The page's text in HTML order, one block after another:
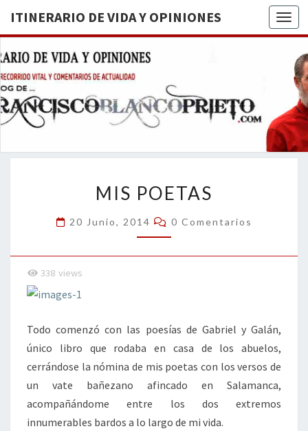
ITINERARIO DE VIDA Y OPINIONES
DE
BREVE
RECORRIDO
VITAL Y
ACTUALIDAD
POETAS
MIS POETAS
20 Junio, 2014 Comentarios
0 Comentarios
338 views
Todo comenzó con las poesías de Gabriel y Galán,
único libro que rodaba en casa de los abuelos,
cerrándose la nómina de mis poetas con los versos de
un vate bañezano afincado en Salamanca,
acompañándome entre los dos extremos
innumerables bardos a lo largo de mi vida.